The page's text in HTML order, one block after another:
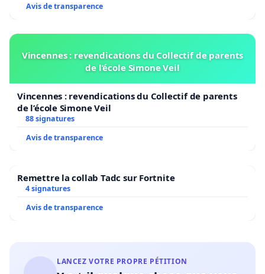
Avis de transparence
Vincennes : revendications du Collectif de parents
de l’école Simone Veil
Vincennes : revendications du Collectif de parents
de l’école Simone Veil
88 signatures
Avis de transparence
Remettre la collab Tadc sur Fortnite
4 signatures
Avis de transparence
LANCEZ VOTRE PROPRE PÉTITION